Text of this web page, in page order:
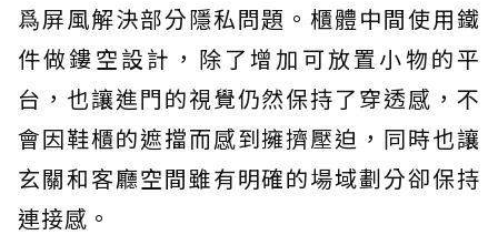
爲屏風解決部分隱私問題。櫃體中間使用鐵
件做鏤空設計，除了增加可放置小物的平
台，也讓進門的視覺仍然保持了穿透感，不
會因鞋櫃的遮擋而感到擁擠壓迫，同時也讓
玄關和客廳空間雖有明確的場域劃分卻保持
連接感。